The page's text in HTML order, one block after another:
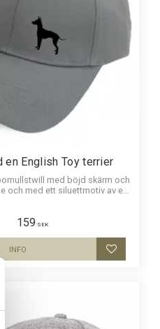
en English Toy terrier
med böjd skärm och
och med ett siluettmotiv av en
159 SEK
Lägg till i
INFO